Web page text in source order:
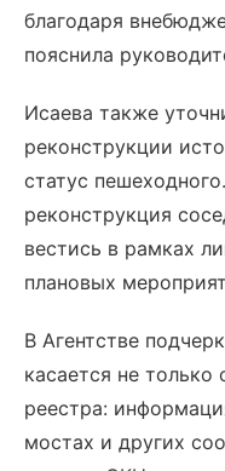
благодаря
пояснила
Исаева также
реконструкции
статус
реконструкция
вестись в рамках
плановых
В Агентстве
касается не только
реестра:
мостах и других